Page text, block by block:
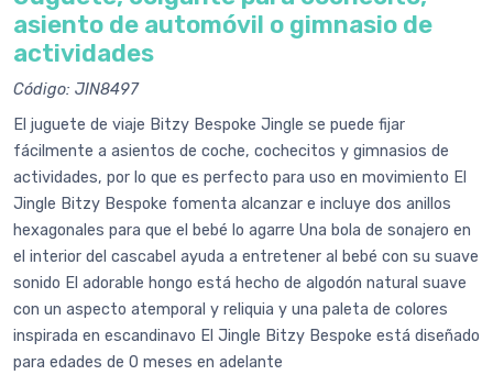
asiento de automóvil o gimnasio de
actividades
Código: JIN8497
El juguete de viaje Bitzy Bespoke Jingle se puede fijar
fácilmente a asientos de coche, cochecitos y gimnasios de
actividades, por lo que es perfecto para uso en movimiento El
Jingle Bitzy Bespoke fomenta alcanzar e incluye dos anillos
hexagonales para que el bebé lo agarre Una bola de sonajero en
el interior del cascabel ayuda a entretener al bebé con su suave
sonido El adorable hongo está hecho de algodón natural suave
con un aspecto atemporal y reliquia y una paleta de colores
inspirada en escandinavo El Jingle Bitzy Bespoke está diseñado
para edades de 0 meses en adelante